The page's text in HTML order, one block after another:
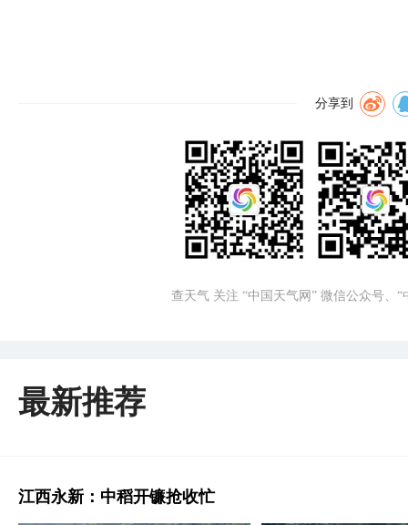
分享到
查天气 关注 “中国天气网” 微信公众号、
最新推荐
江西永新：中稻开镰抢收忙